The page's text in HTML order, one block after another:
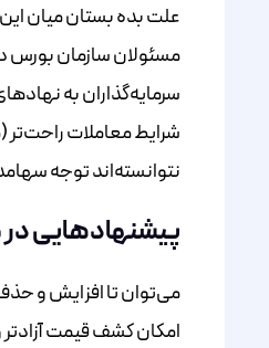
علت بده بستان‌ میان
مسئولان سازمان بورس
سرمایه‌گذاران به
شرایط معاملات
نتوانسته‌اند توجه
پیشنهادهایی
می‌توان تا افزایش و
امکان کشف قیمت آزادتر